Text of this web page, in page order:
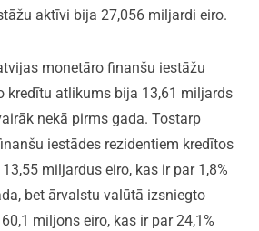
aktīvi bija 27,056 miljardi eiro.
monetāro finanšu iestāžu
kredītu atlikums bija 13,61 miljards
nekā pirms gada. Tostarp
iestādes rezidentiem kredītos
miljardus eiro, kas ir par 1,8%
bet ārvalstu valūtā izsniegto
miljons eiro, kas ir par 24,1%